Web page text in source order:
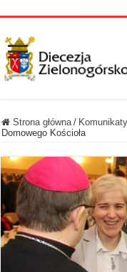
Strona główna /
Domowego Kościoła